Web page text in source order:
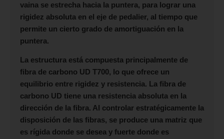
vaina se estrecha hacia la puntera, para lograr una
rigidez absoluta en el eje de pedalier, al tiempo que
permite un cierto grado de amortiguación en la
puntera.
La estructura está compuesta principalmente de
fibra de carbono UD T700, lo que ofrece un
equilibrio entre rigidez y resistencia. La fibra de
carbono UD tiene una resistencia absoluta en la
dirección de la fibra. Al controlar estratégicamente la
disposición de las fibras, se produce una matriz que
es rígida donde se desea y fuerte donde es